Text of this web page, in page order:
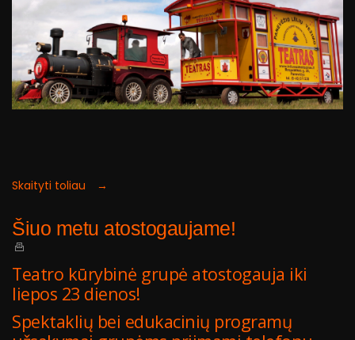
Skaityti toliau →
Šiuo metu atostogaujame!
Teatro kūrybinė grupė atostogauja iki
liepos 23 dienos!
Spektaklių bei edukacinių programų